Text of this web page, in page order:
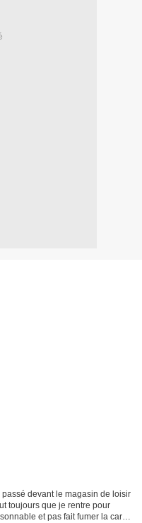
devant le magasin de loisir
toujours que je rentre pour
et pas fait fumer la carte